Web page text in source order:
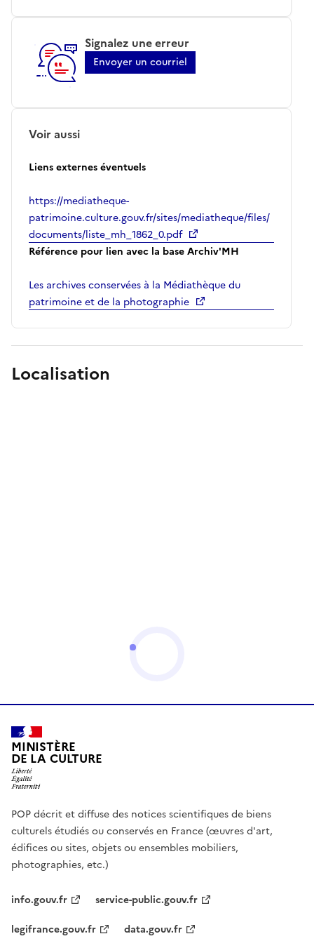
Signalez une erreur
Envoyer un courriel
Voir aussi
Liens externes éventuels
https://mediatheque-
patrimoine.culture.gouv.fr/sites/mediatheque/files/
documents/liste_mh_1862_0.pdf
Référence pour lien avec la base Archiv'MH
Les archives conservées à la Médiathèque du
patrimoine et de la photographie
Localisation
MINISTÈRE
DE LA CULTURE
POP décrit et diffuse des notices scientifiques de biens
culturels étudiés ou conservés en France (œuvres d'art,
édifices ou sites, objets ou ensembles mobiliers,
photographies, etc.)
info.gouv.fr
service-public.gouv.fr
legifrance.gouv.fr
data.gouv.fr